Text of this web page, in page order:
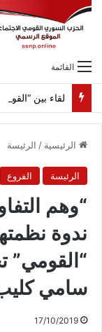
القائمة
الرئيسية / الرئيسة
الرئيسة الفروع
“وهم
ندوة
“القومي”
سامي
17/10/2019